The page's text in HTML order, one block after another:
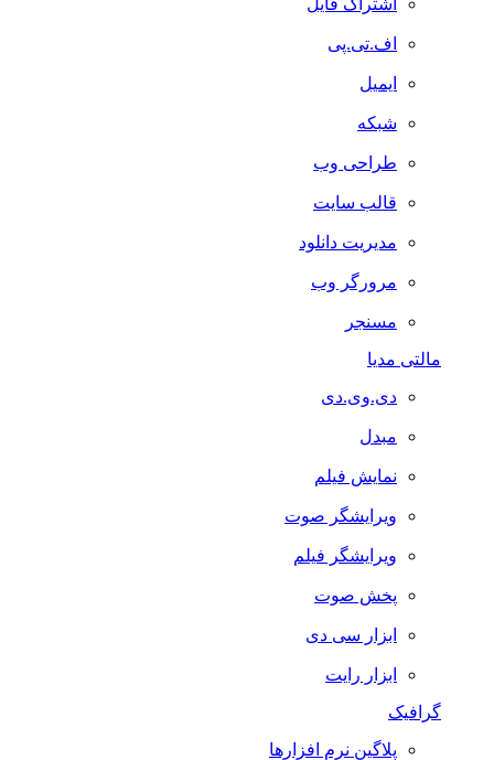
اشتراک فایل
اف.تی.پی
ایمیل
شبکه
طراحی وب
قالب سایت
مدیریت دانلود
مرورگر وب
مسنجر
مالتی مدیا
دی.وی.دی
مبدل
نمایش فیلم
ویرایشگر صوت
ویرایشگر فیلم
پخش صوت
ابزار سی دی
ابزار رایت
گرافیک
پلاگین نرم افزارها